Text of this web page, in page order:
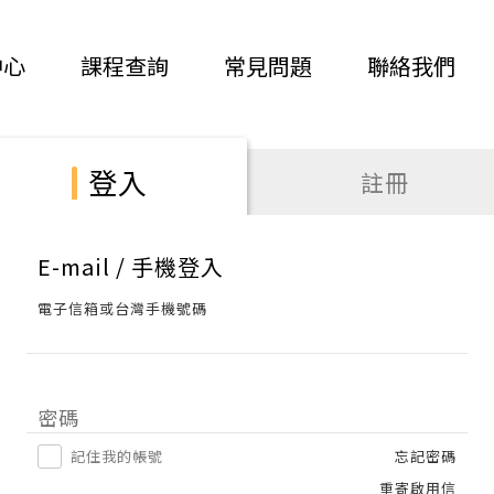
課程查詢 常見問題 聯絡我們
登入 註冊
E-mail / 手機登入
電子信箱或台灣手機號碼
密碼
記住我的帳號
忘記密碼
重寄啟用信